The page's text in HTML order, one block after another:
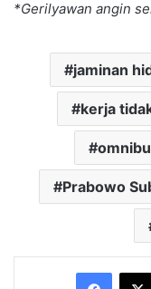
*Gerilyawan angin
jaminan
kerja
Prabowo